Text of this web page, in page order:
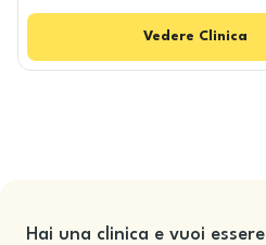
Vedere Clinica
Hai una clinica e vuoi essere